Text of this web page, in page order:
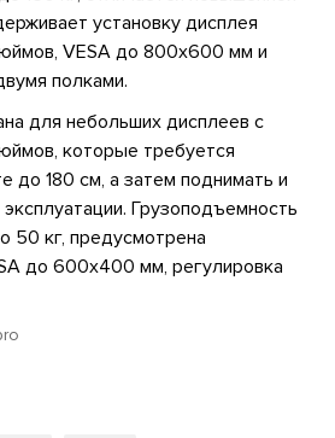
установку дисплея
VESA до 800x600 мм и
полками.
для небольших дисплеев с
которые требуется
до 180 см, а затем поднимать и
Грузоподъемность
50 кг, предусмотрена
до 600x400 мм, регулировка